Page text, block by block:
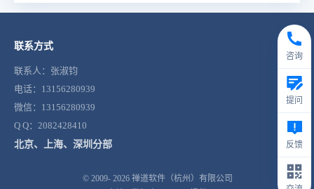
联系方式
联系人：张淑钧
电话：13156280939
微信：13156280939
Q Q：2082428410
北京、上海、深圳分部
© 2009- 2026 禅道软件（杭州）有限公司
咨询
提问
反馈